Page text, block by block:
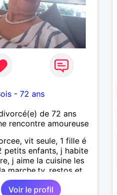
- 72 ans
de 72 ans
rencontre amoureuse
vit seule, 1 fille é
petits enfants, j habite
j aime la cuisine les
marche,tv, restos et
1m65 68 kgse
Voir le profil